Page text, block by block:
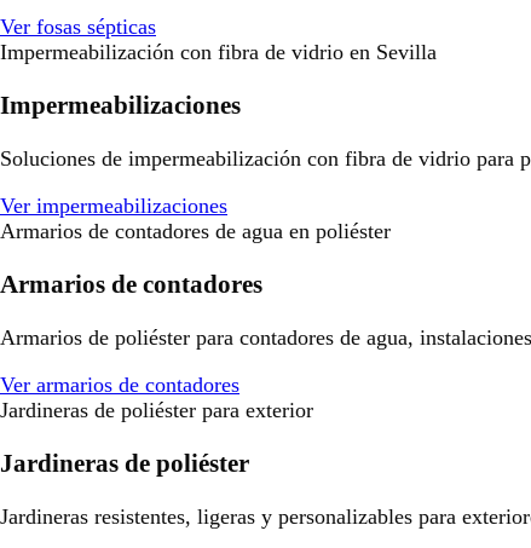
Ver fosas sépticas
Impermeabilización con fibra de vidrio en Sevilla
Impermeabilizaciones
Soluciones de impermeabilización con fibra de vidrio para
Ver impermeabilizaciones
Armarios de contadores de agua en poliéster
Armarios de contadores
Armarios de poliéster para contadores de agua,
Ver armarios de contadores
Jardineras de poliéster para exterior
Jardineras de poliéster
Jardineras resistentes, ligeras y personalizables para